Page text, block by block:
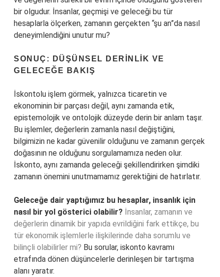
bir olgudur. İnsanlar, geçmişi ve geleceği bu tür
hesaplarla ölçerken, zamanın gerçekten “şu an”da nasıl
deneyimlendiğini unutur mu?
SONUÇ: DÜŞÜNSEL DERINLIK VE
GELECEĞE BAKIŞ
İskontolu işlem görmek, yalnızca ticaretin ve
ekonominin bir parçası değil, aynı zamanda etik,
epistemolojik ve ontolojik düzeyde derin bir anlam taşır.
Bu işlemler, değerlerin zamanla nasıl değiştiğini,
bilgimizin ne kadar güvenilir olduğunu ve zamanın gerçek
doğasının ne olduğunu sorgulamamıza neden olur.
İskonto, aynı zamanda geleceği şekillendirirken şimdiki
zamanın önemini unutmamamız gerektiğini de hatırlatır.
Geleceğe dair yaptığımız bu hesaplar, insanlık için
nasıl bir yol gösterici olabilir? İnsanlar, zamanın ve
değerlerin dinamik bir yapıda evrildiğini fark ettikçe, bu
tür ekonomik işlemlerle ilişkilerinde daha sorumlu ve
bilinçli olabilirler mi? Bu sorular, iskonto kavramı
etrafında dönen düşüncelerle derinleşen bir tartışma
alanı yaratır.